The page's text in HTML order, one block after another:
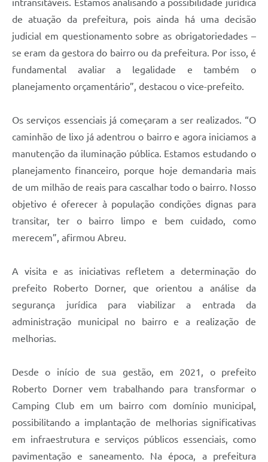
intransitáveis. Estamos analisando a possibilidade jurídica
de atuação da prefeitura, pois ainda há uma decisão
judicial em questionamento sobre as obrigatoriedades –
se eram da gestora do bairro ou da prefeitura. Por isso, é
fundamental avaliar a legalidade e também o
planejamento orçamentário”, destacou o vice-prefeito.
Os serviços essenciais já começaram a ser realizados. “O
caminhão de lixo já adentrou o bairro e agora iniciamos a
manutenção da iluminação pública. Estamos estudando o
planejamento financeiro, porque hoje demandaria mais
de um milhão de reais para cascalhar todo o bairro. Nosso
objetivo é oferecer à população condições dignas para
transitar, ter o bairro limpo e bem cuidado, como
merecem”, afirmou Abreu.
A visita e as iniciativas refletem a determinação do
prefeito Roberto Dorner, que orientou a análise da
segurança jurídica para viabilizar a entrada da
administração municipal no bairro e a realização de
melhorias.
Desde o início de sua gestão, em 2021, o prefeito
Roberto Dorner vem trabalhando para transformar o
Camping Club em um bairro com domínio municipal,
possibilitando a implantação de melhorias significativas
em infraestrutura e serviços públicos essenciais, como
pavimentação e saneamento. Na época, a prefeitura